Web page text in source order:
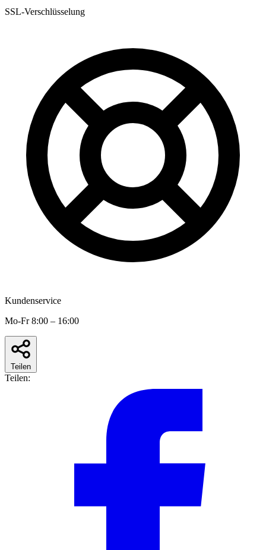
SSL-Verschlüsselung
Kundenservice
Mo-Fr 8:00 – 16:00
Teilen
Teilen: